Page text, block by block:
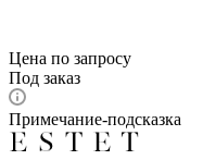
Цена по запросу
Под заказ
Примечание-подсказка